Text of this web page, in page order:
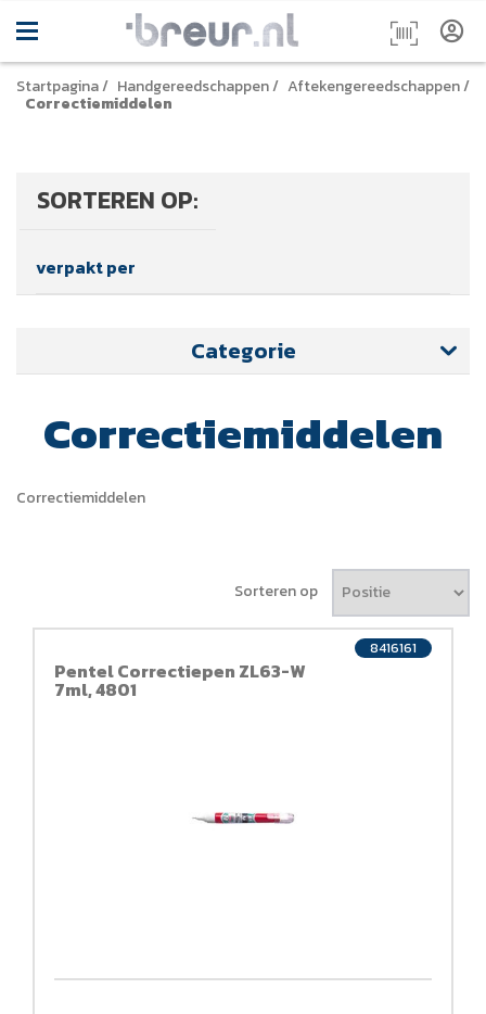
Startpagina/ Handgereedschappen/ Aftekengereedschappen/
Correctiemiddelen
SORTEREN OP:
verpakt per
Categorie
Correctiemiddelen
Correctiemiddelen
Sorteren op
Pentel Correctiepen ZL63-W
7ml, 4801
8416161